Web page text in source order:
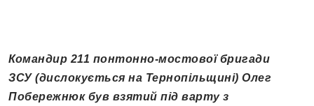
Командир 211 понтонно-мостової бригади
ЗСУ (дислокується на Тернопільщині) Олег
Побережнюк був взятий під варту з